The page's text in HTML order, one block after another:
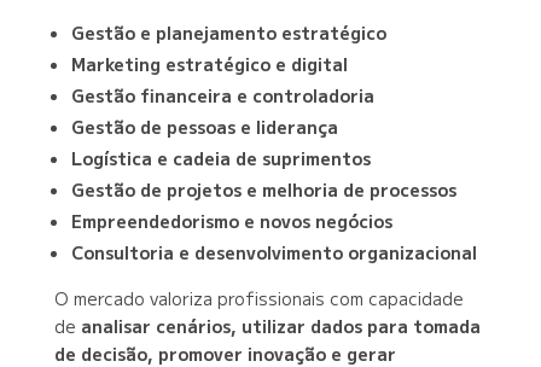
Gestão e planejamento estratégico
Marketing estratégico e digital
Gestão financeira e controladoria
Gestão de pessoas e liderança
Logística e cadeia de suprimentos
Gestão de projetos e melhoria de processos
Empreendedorismo e novos negócios
Consultoria e desenvolvimento organizacional
O mercado valoriza profissionais com capacidade
de analisar cenários, utilizar dados para tomada
de decisão, promover inovação e gerar